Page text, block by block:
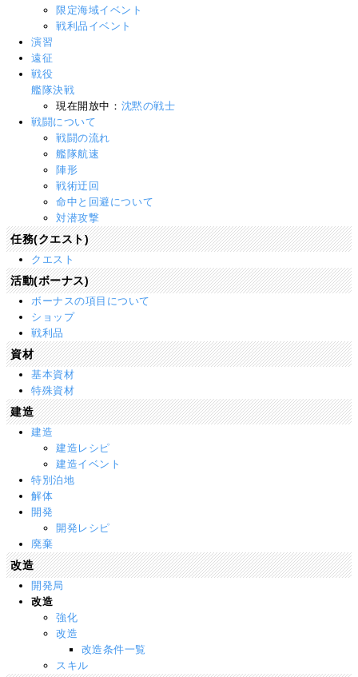
限定海域イベント
戦利品イベント
演習
遠征
戦役
艦隊決戦
現在開放中： 沈黙の戦士
戦闘について
戦闘の流れ
艦隊航速
陣形
戦術迂回
命中と回避について
対潜攻撃
任務(クエスト)
クエスト
活動(ボーナス)
ボーナスの項目について
ショップ
戦利品
資材
基本資材
特殊資材
建造
建造
建造レシピ
建造イベント
特別泊地
解体
開発
開発レシピ
廃棄
改造
開発局
改造
強化
改造
改造条件一覧
スキル